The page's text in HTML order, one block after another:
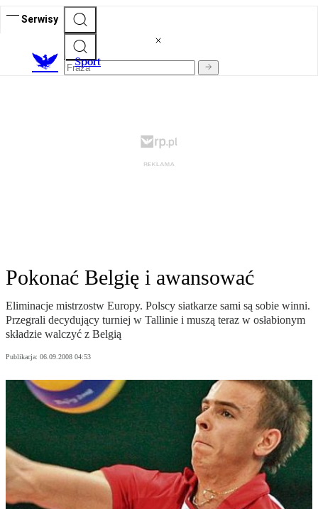
Serwisy
Sport
Pokonać Belgię i awansować
Eliminacje mistrzostw Europy. Polscy siatkarze sami są sobie winni.
Przegrali decydujący turniej w Tallinie i muszą teraz w osłabionym
składzie walczyć z Belgią
Publikacja: 06.09.2008 04:53